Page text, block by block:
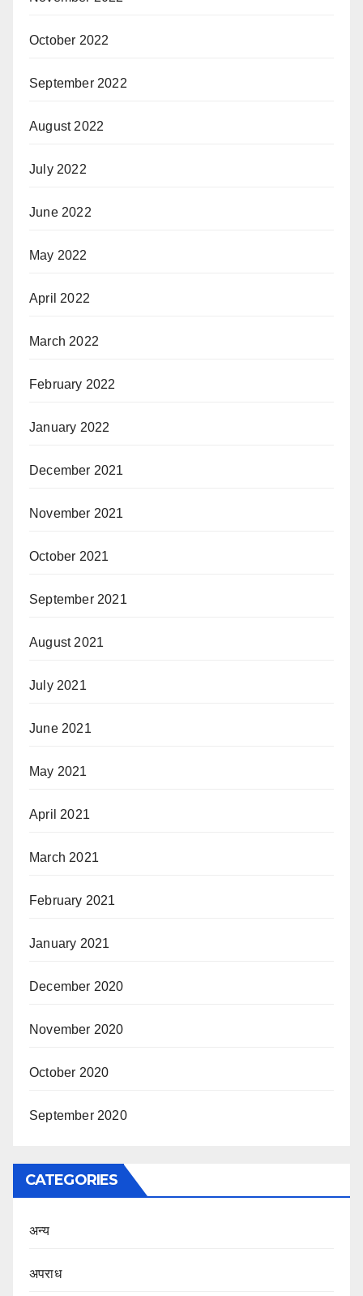
October 2022
September 2022
August 2022
July 2022
June 2022
May 2022
April 2022
March 2022
February 2022
January 2022
December 2021
November 2021
October 2021
September 2021
August 2021
July 2021
June 2021
May 2021
April 2021
March 2021
February 2021
January 2021
December 2020
November 2020
October 2020
September 2020
CATEGORIES
अन्य
अपराध